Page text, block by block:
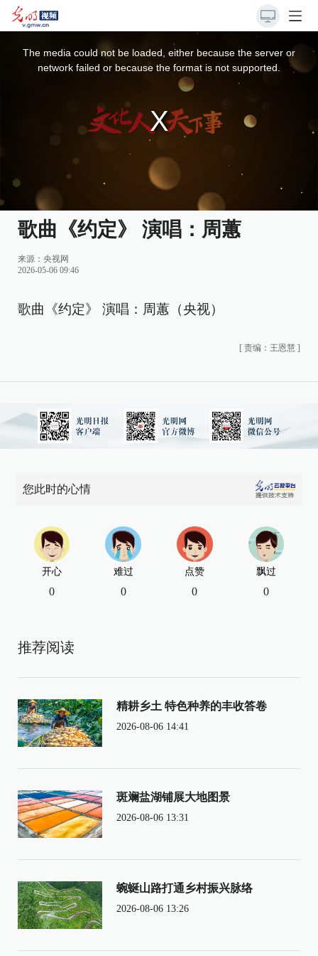
The media could not be loaded, either because the server or
network failed or because the format is not supported.
歌曲《约定》 演唱：周蕙
来源： 央视网
2026-05-06 09:46
歌曲《约定》 演唱：周蕙（央视）
[ 责编：王恩慧 ]
您此时的心情
开心
0
难过
0
点赞
0
飘过
0
推荐阅读
精耕乡土 特色种养的丰收答卷
2026-08-06 14:41
斑斓盐湖铺展大地图景
2026-08-06 13:31
蜿蜒山路打通乡村振兴脉络
2026-08-06 13:26